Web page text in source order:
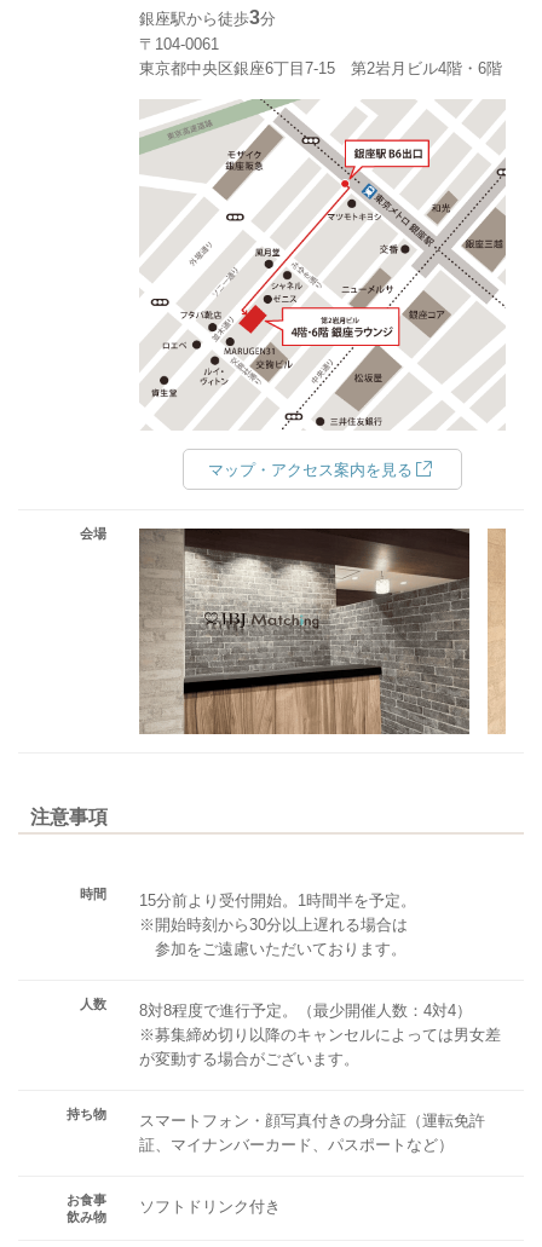
銀座駅から徒歩3分
〒104-0061
東京都中央区銀座6丁目7-15 第2岩月ビル4階・6階
マップ・アクセス案内を見る
会場
注意事項
時間
15分前より受付開始。1時間半を予定。
※開始時刻から30分以上遅れる場合は
参加をご遠慮いただいております。
人数
8対8程度で進行予定。（最少開催人数：4対4）
※募集締め切り以降のキャンセルによっては男女差
が変動する場合がございます。
持ち物
スマートフォン・顔写真付きの身分証（運転免許
証、マイナンバーカード、パスポートなど）
お食事
飲み物
ソフトドリンク付き